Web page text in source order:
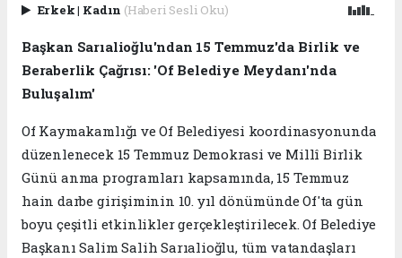
Erkek| Kadın (Haberi Sesli Oku)
Başkan Sarıalioğlu'ndan 15 Temmuz'da Birlik ve
Beraberlik Çağrısı: 'Of Belediye Meydanı'nda
Buluşalım'
Of Kaymakamlığı ve Of Belediyesi koordinasyonunda
düzenlenecek 15 Temmuz Demokrasi ve Millî Birlik
Günü anma programları kapsamında, 15 Temmuz
hain darbe girişiminin 10. yıl dönümünde Of'ta gün
boyu çeşitli etkinlikler gerçekleştirilecek. Of Belediye
Başkanı Salim Salih Sarıalioğlu, tüm vatandaşları